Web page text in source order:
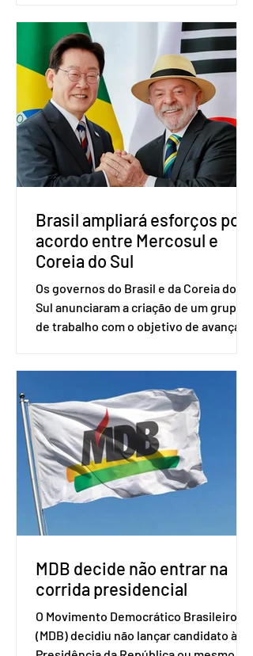
Brasília. O Novo ainda não definiu quem
vai compor a chapa como candidato a
vice-presidente. A convenção contou
com a presença do presidente nacional
do partido, Eduardo Ribeiro, e do
senador Eduardo Girão, filiado ao Novo
desde fevereiro de 2023. Formado em
administração de empresas pela
Fundaç
Brasil ampliará esforços por
acordo entre Mercosul e
Coreia do Sul
Os governos do Brasil e da Coreia do
Sul anunciaram a criação de um grupo
de trabalho com o objetivo de avançar
Uruguai, além de outros países
associados. “Decidimos criar um grupo
de trabalho que vai identificar
sensibilidades dos dois lados e evitar
que elas sejam um empecilho para a
retomada das negociações de um
acordo do Mercosul com a Coreia”,
disse o presiden
MDB decide não entrar na
corrida presidencial
O Movimento Democrático Brasileiro
(MDB) decidiu não lançar candidato à